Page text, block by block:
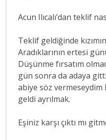
Acun Ilıcalı’dan teklif
Teklif geldiğinde
Aradıklarının ertesi
Düşünme fırsatım
gün sonra da adaya
abiye söz
geldi ayrılmak.
Eşiniz karşı çıktı mı